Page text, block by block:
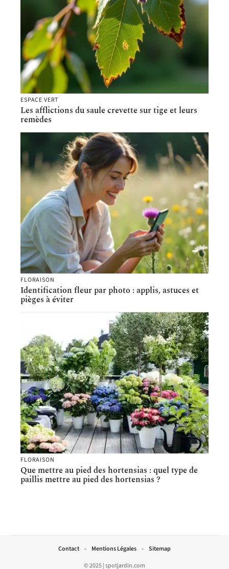
ESPACE VERT
Les afflictions du saule crevette sur tige et leurs
remèdes
FLORAISON
Identification fleur par photo : applis, astuces et
pièges à éviter
FLORAISON
Que mettre au pied des hortensias : quel type de
paillis mettre au pied des hortensias ?
© 2025 | spotjardin.com
Contact Mentions Légales Sitemap